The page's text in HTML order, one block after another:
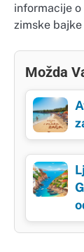
informacije
zimske
Možda